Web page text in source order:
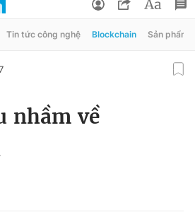
BÁO
Tin tức công nghệ Blockchain Sản phẩm
nhầm về